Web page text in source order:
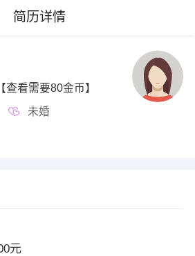
简历详情
【查看需要80金币】
未婚
元